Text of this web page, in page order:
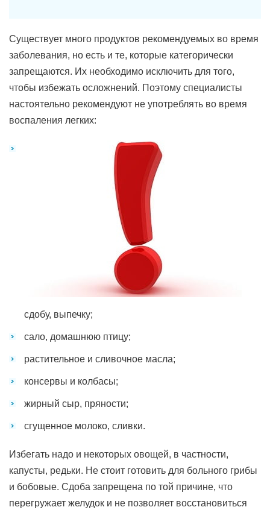
Существует много продуктов рекомендуемых во время
заболевания, но есть и те, которые категорически
запрещаются. Их необходимо исключить для того,
чтобы избежать осложнений. Поэтому специалисты
настоятельно рекомендуют не употреблять во время
воспаления легких:
сдобу, выпечку;
сало, домашнюю птицу;
растительное и сливочное масла;
консервы и колбасы;
жирный сыр, пряности;
сгущенное молоко, сливки.
Избегать надо и некоторых овощей, в частности,
капусты, редьки. Не стоит готовить для больного грибы
и бобовые. Сдоба запрещена по той причине, что
перегружает желудок и не позволяет восстановиться